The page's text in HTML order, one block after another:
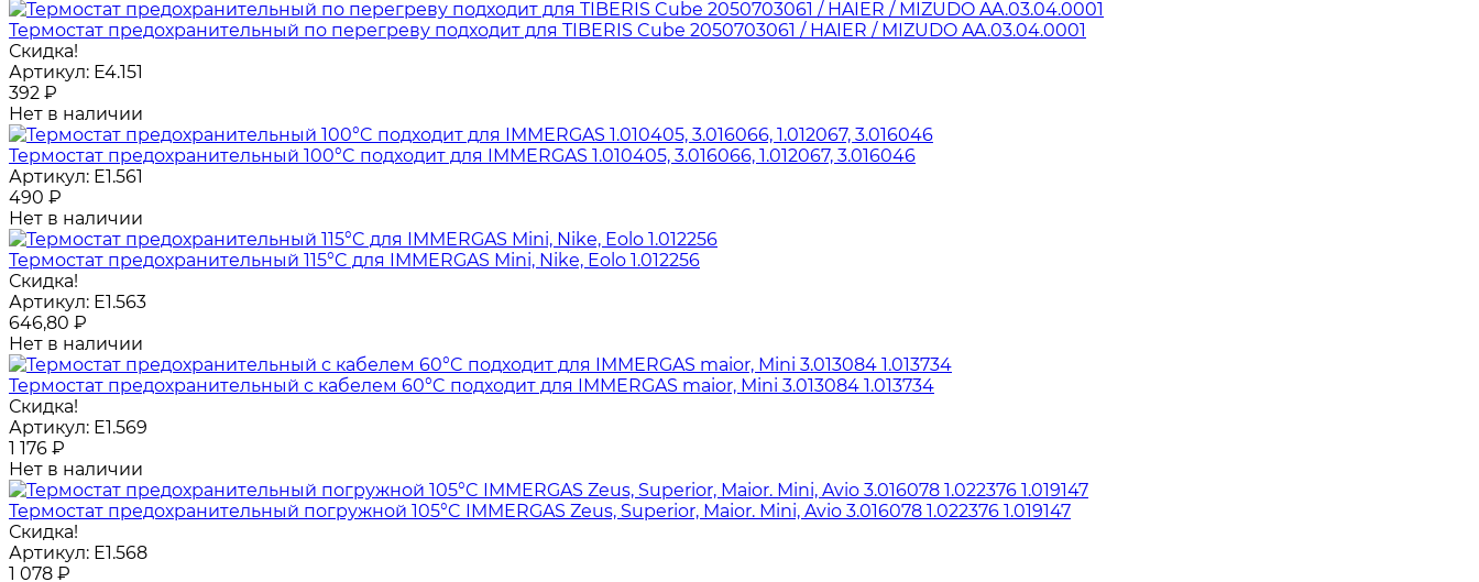
Термостат предохранительный по перегреву подходит для TIBERIS Cube 2050703061 / HAIER / MIZUDO AA.03.04.0001
Скидка!
Артикул: E4.151
392 ₽
Нет в наличии
Термостат предохранительный 100°C подходит для IMMERGAS 1.010405, 3.016066, 1.012067, 3.016046
Артикул: E1.561
490 ₽
Нет в наличии
Термостат предохранительный 115°C для IMMERGAS Mini, Nike, Eolo 1.012256
Скидка!
Артикул: E1.563
646,80 ₽
Нет в наличии
Термостат предохранительный с кабелем 60°C подходит для IMMERGAS maior, Mini 3.013084 1.013734
Скидка!
Артикул: E1.569
1 176 ₽
Нет в наличии
Термостат предохранительный погружной 105°C IMMERGAS Zeus, Superior, Maior. Mini, Avio 3.016078 1.022376 1.019147
Скидка!
Артикул: E1.568
1 078 ₽